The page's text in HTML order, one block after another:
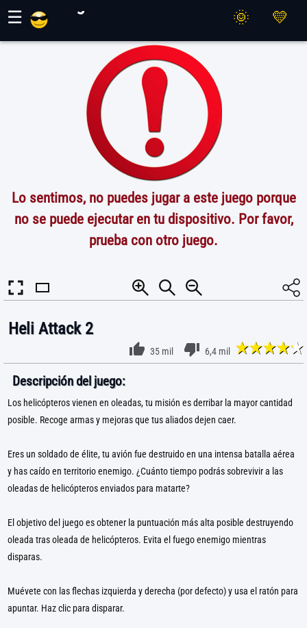
☰
Lo sentimos, no puedes jugar a este juego porque
no se puede ejecutar en tu dispositivo. Por favor,
prueba con otro juego.
Heli Attack 2
35 mil 6,4 mil
Descripción del juego:
Los helicópteros vienen en oleadas, tu misión es derribar la mayor cantidad
posible. Recoge armas y mejoras que tus aliados dejen caer.
Eres un soldado de élite, tu avión fue destruido en una intensa batalla aérea
y has caído en territorio enemigo. ¿Cuánto tiempo podrás sobrevivir a las
oleadas de helicópteros enviados para matarte?
El objetivo del juego es obtener la puntuación más alta posible destruyendo
oleada tras oleada de helicópteros. Evita el fuego enemigo mientras
disparas.
Muévete con las flechas izquierda y derecha (por defecto) y usa el ratón para
apuntar. Haz clic para disparar.